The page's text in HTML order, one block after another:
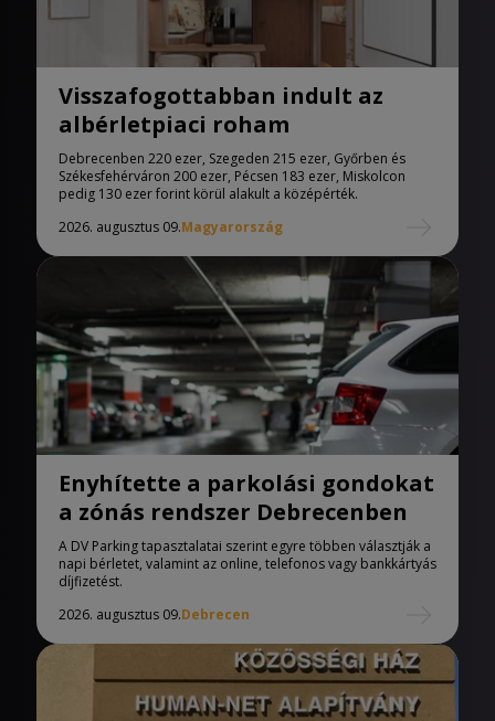
Visszafogottabban indult az
albérletpiaci roham
Debrecenben 220 ezer, Szegeden 215 ezer, Győrben és
Székesfehérváron 200 ezer, Pécsen 183 ezer, Miskolcon
pedig 130 ezer forint körül alakult a középérték.
2026. augusztus 09.Magyarország
Enyhítette a parkolási gondokat
a zónás rendszer Debrecenben
A DV Parking tapasztalatai szerint egyre többen választják a
napi bérletet, valamint az online, telefonos vagy bankkártyás
díjfizetést.
2026. augusztus 09.Debrecen